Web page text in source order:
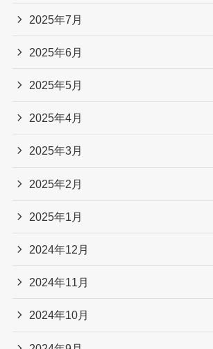
2025年7月
2025年6月
2025年5月
2025年4月
2025年3月
2025年2月
2025年1月
2024年12月
2024年11月
2024年10月